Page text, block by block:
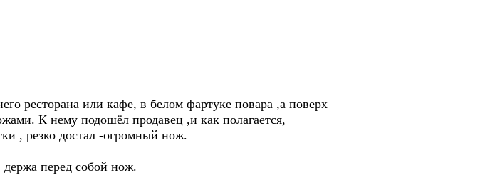
ресторана или кафе, в белом фартуке повара ,а поверх
К нему подошёл продавец ,и как полагается,
, резко достал -огромный нож.
держа перед собой нож.